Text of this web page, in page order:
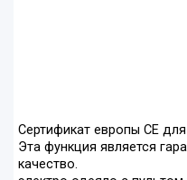
Сертификат европы CE
Эта функция является
качество.